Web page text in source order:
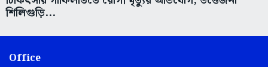
শিলিগুড়ি...
Office